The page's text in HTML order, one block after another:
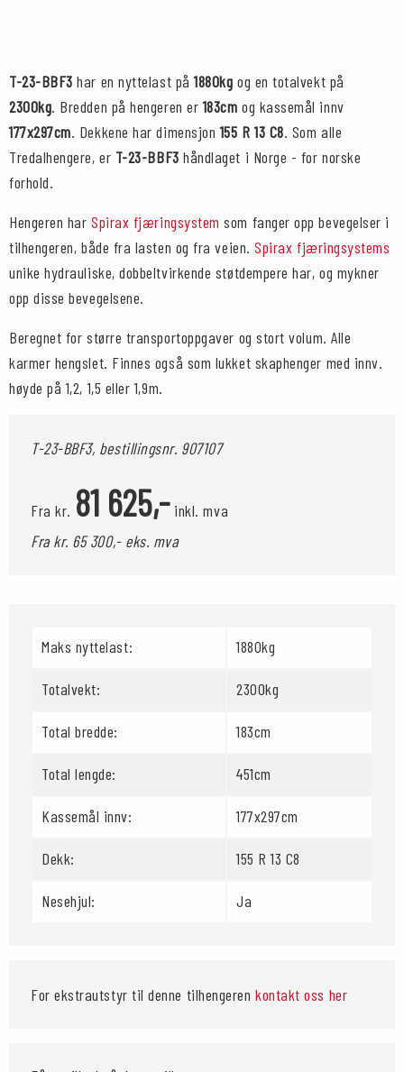
T-23-BBF3 har en nyttelast på1880kg og en totalvekt på
2300kg. Bredden på hengeren er183cm og kassemål innv
177x297cm. Dekkene har dimensjon155 R 13 C8. Som alle
Tredalhengere, er T-23-BBF3 håndlaget i Norge - for norske
forhold.
Hengeren harSpirax fjæringsystem som fanger opp bevegelser i
tilhengeren, både fra lasten og fra veien.Spirax fjæringsystems
unike hydrauliske, dobbeltvirkende støtdempere har, og mykner
opp disse bevegelsene.
Beregnet for større transportoppgaver og stort volum. Alle
karmer hengslet. Finnes også som lukket skaphenger med innv.
høyde på 1,2, 1,5 eller 1,9m.
T-23-BBF3, bestillingsnr. 907107
Fra kr. 81 625,-inkl. mva
Fra kr. 65 300,- eks. mva
Maks nyttelast: 1880kg
Totalvekt: 2300kg
Total bredde: 183cm
Total lengde: 451cm
Kassemål innv: 177x297cm
Dekk: 155 R 13 C8
Nesehjul: Ja
For ekstrautstyr til denne tilhengerenkontakt oss her